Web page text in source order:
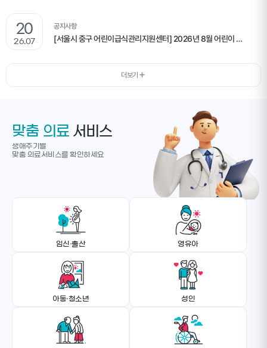
공지사항
[서울시 중구 어린이급식관리지원센터] 2026년 8월 어린이 식단표 안내
20
26.07
더보기
맞춤 의료 서비스
생애주기별
맞춤 의료서비스를 확인하세요
임신·출산 영유아
아동·청소년 성인